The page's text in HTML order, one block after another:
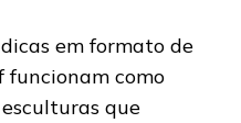
em formato de
funcionam como
que